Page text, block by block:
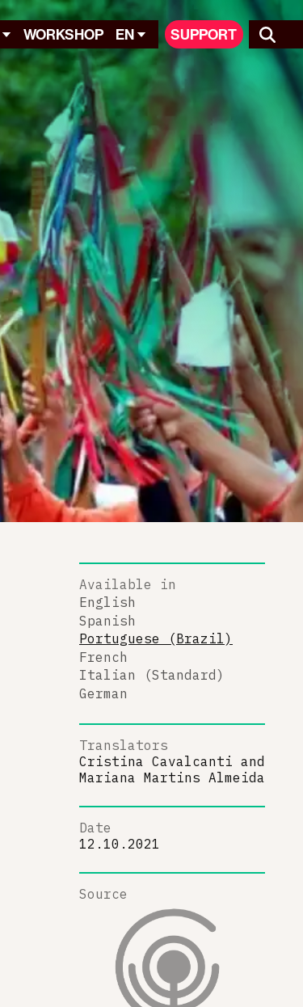
WORKSHOP EN SUPPORT
Available in
English
Spanish
Portuguese (Brazil)
French
Italian (Standard)
German
Translators
Cristina Cavalcanti and
Mariana Martins Almeida
Date
12.10.2021
Source